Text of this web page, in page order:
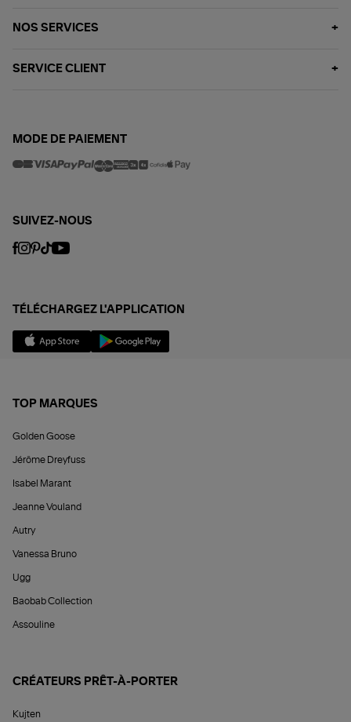
NOS SERVICES
SERVICE CLIENT
MODE DE PAIEMENT
SUIVEZ-NOUS
TÉLÉCHARGEZ L'APPLICATION
TOP MARQUES
Golden Goose
Jérôme Dreyfuss
Isabel Marant
Jeanne Vouland
Autry
Vanessa Bruno
Ugg
Baobab Collection
Assouline
CRÉATEURS PRÊT-À-PORTER
Kujten